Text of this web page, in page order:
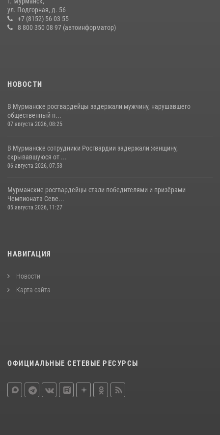
устроившего скандал в мини-отеле
09 июля 2026, 07:56
ул. Подгорная, д. 56
+7 (8152) 56 03 55
8 800 350 08 97 (автоинформатор)
НОВОСТИ
В Мурманске росгвардейцы задержали мужчину, нарушавшего
общественный п...
07 августа 2026, 08:25
В Мурманске сотрудники Росгвардии задержали женщину,
скрывавшуюся от ...
06 августа 2026, 07:53
Мурманские росгвардейцы стали победителями и призёрами
Чемпионата Севе...
05 августа 2026, 11:27
НАВИГАЦИЯ
Новости
Карта сайта
ОФИЦИАЛЬНЫЕ СЕТЕВЫЕ РЕСУРСЫ